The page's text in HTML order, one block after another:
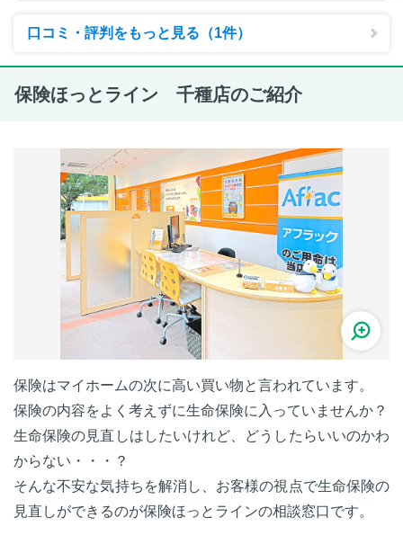
口コミ・評判をもっと見る（1件）
保険ほっとライン 千種店のご紹介
保険はマイホームの次に高い買い物と言われています。
保険の内容をよく考えずに生命保険に入っていませんか？
生命保険の見直しはしたいけれど、どうしたらいいのかわ
からない・・・？
そんな不安な気持ちを解消し、お客様の視点で生命保険の
見直しができるのが保険ほっとラインの相談窓口です。